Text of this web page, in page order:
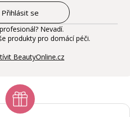
Přihlásit se
Nevadí.
produkty pro domácí péči.
BeautyOnline.cz